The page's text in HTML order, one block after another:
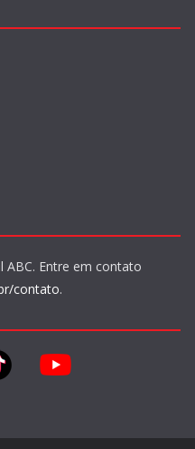
ABC. Entre em contato
contato.